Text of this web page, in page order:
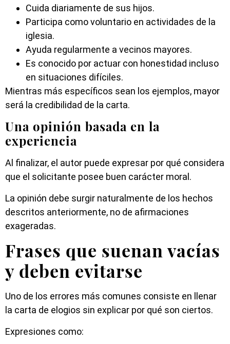
Cuida diariamente de sus hijos.
Participa como voluntario en actividades de la
iglesia.
Ayuda regularmente a vecinos mayores.
Es conocido por actuar con honestidad incluso
en situaciones difíciles.
Mientras más específicos sean los ejemplos, mayor
será la credibilidad de la carta.
Una opinión basada en la
experiencia
Al finalizar, el autor puede expresar por qué considera
que el solicitante posee buen carácter moral.
La opinión debe surgir naturalmente de los hechos
descritos anteriormente, no de afirmaciones
exageradas.
Frases que suenan vacías
y deben evitarse
Uno de los errores más comunes consiste en llenar
la carta de elogios sin explicar por qué son ciertos.
Expresiones como: